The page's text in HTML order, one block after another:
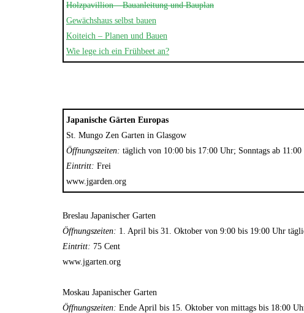
Holzpavillion – Bauanleitung und Bauplan
Gewächshaus selbst bauen
Koiteich – Planen und Bauen
Wie lege ich ein Frühbeet an?
Japanische Gärten Europas
St. Mungo Zen Garten in Glasgow
Öffnungszeiten: täglich von 10:00 bis 17:00 Uhr; Sonntags ab
Eintritt: Frei
www.jgarden.org
Breslau Japanischer Garten
Öffnungszeiten: 1. April bis 31. Oktober von 9:00 bis 19:00 Uhr
Eintritt: 75 Cent
www.jgarten.org
Moskau Japanischer Garten
Öffnungszeiten: Ende April bis 15. Oktober von mittags bis 18:00